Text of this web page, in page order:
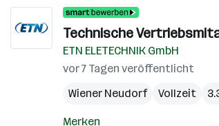
Technische
ETN ELETECHNIK GmbH
vor 7 Tagen veröffentlicht
Wiener Neudorf
Vollzeit
Merken